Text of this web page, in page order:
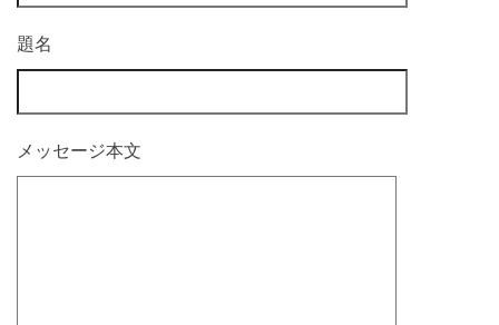
題名
メッセージ本文